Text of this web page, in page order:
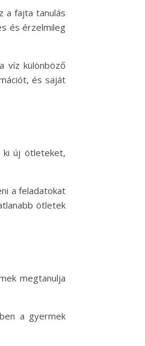
a fajta tanulás
és érzelmileg
víz különböző
és saját
ki új ötleteket,
a feladatokat
ötletek
megtanulja
a gyermek